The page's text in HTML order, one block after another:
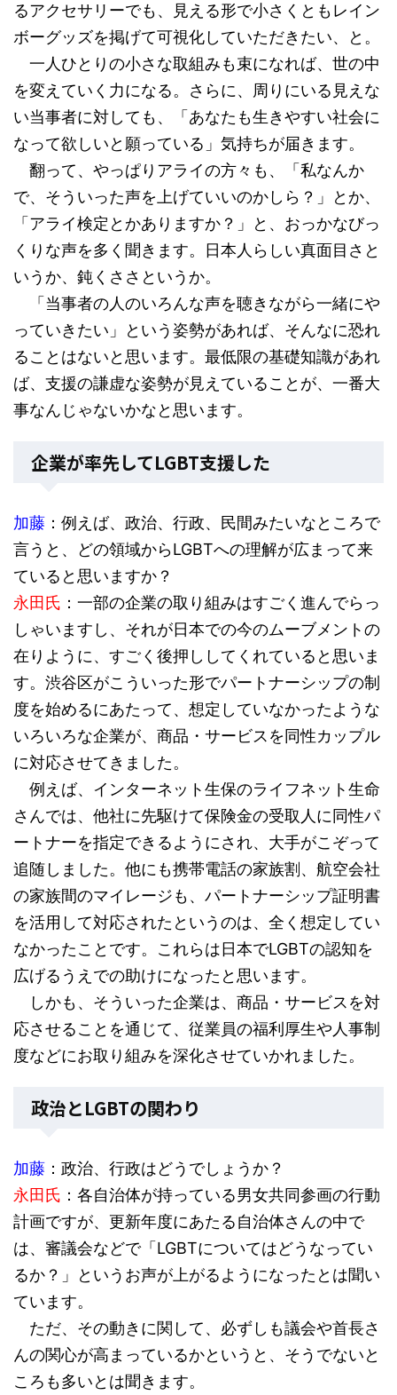
るアクセサリーでも、見える形で小さくともレイン
ボーグッズを掲げて可視化していただきたい、と。
一人ひとりの小さな取組みも束になれば、世の中
を変えていく力になる。さらに、周りにいる見えな
い当事者に対しても、「あなたも生きやすい社会に
なって欲しいと願っている」気持ちが届きます。
翻って、やっぱりアライの方々も、「私なんか
で、そういった声を上げていいのかしら？」とか、
「アライ検定とかありますか？」と、おっかなびっ
くりな声を多く聞きます。日本人らしい真面目さと
いうか、鈍くささというか。
「当事者の人のいろんな声を聴きながら一緒にや
っていきたい」という姿勢があれば、そんなに恐れ
ることはないと思います。最低限の基礎知識があれ
ば、支援の謙虚な姿勢が見えていることが、一番大
事なんじゃないかなと思います。
企業が率先してLGBT支援した
加藤 ：例えば、政治、行政、民間みたいなところで
言うと、どの領域からLGBTへの理解が広まって来
ていると思いますか？
永田氏 ：一部の企業の取り組みはすごく進んでらっ
しゃいますし、それが日本での今のムーブメントの
在りように、すごく後押ししてくれていると思いま
す。渋谷区がこういった形でパートナーシップの制
度を始めるにあたって、想定していなかったような
いろいろな企業が、商品・サービスを同性カップル
に対応させてきました。
例えば、インターネット生保のライフネット生命
さんでは、他社に先駆けて保険金の受取人に同性パ
ートナーを指定できるようにされ、大手がこぞって
追随しました。他にも携帯電話の家族割、航空会社
の家族間のマイレージも、パートナーシップ証明書
を活用して対応されたというのは、全く想定してい
なかったことです。これらは日本でLGBTの認知を
広げるうえでの助けになったと思います。
しかも、そういった企業は、商品・サービスを対
応させることを通じて、従業員の福利厚生や人事制
度などにお取り組みを深化させていかれました。
政治とLGBTの関わり
加藤 ：政治、行政はどうでしょうか？
永田氏 ：各自治体が持っている男女共同参画の行動
計画ですが、更新年度にあたる自治体さんの中で
は、審議会などで「LGBTについてはどうなってい
るか？」というお声が上がるようになったとは聞い
ています。
ただ、その動きに関して、必ずしも議会や首長さ
んの関心が高まっているかというと、そうでないと
ころも多いとは聞きます。